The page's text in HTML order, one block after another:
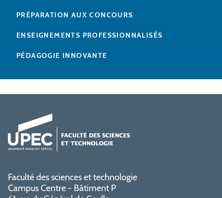
PRÉPARATION AUX CONCOURS
ENSEIGNEMENTS PROFESSIONNALISÉS
PÉDAGOGIE INNOVANTE
Faculté des sciences et technologie
Campus Centre - Bâtiment P